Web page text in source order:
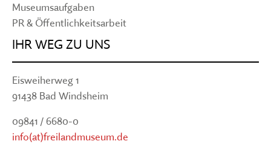
Museumsaufgaben
PR & Öffentlichkeitsarbeit
IHR WEG ZU UNS
Eisweiherweg 1
91438 Bad Windsheim
09841 / 6680-0
info(at)freilandmuseum.de